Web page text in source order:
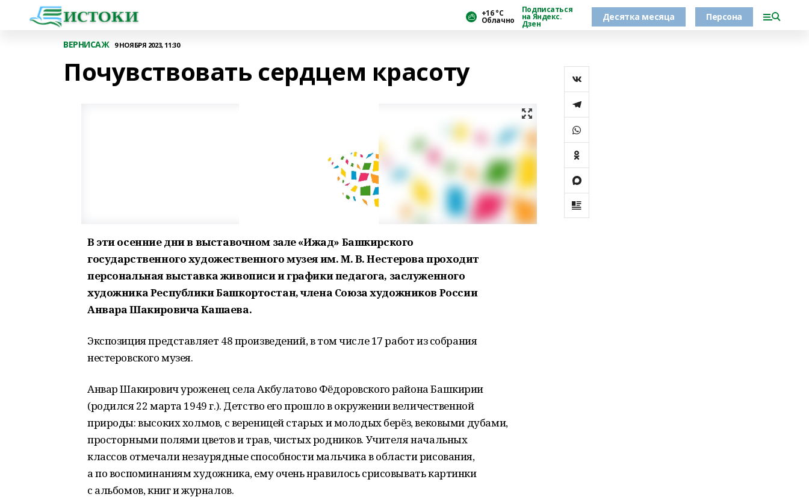
+16 °С
Облачно
Подписаться
на Яндекс.
Дзен
Десятка месяца Персона
ВЕРНИСАЖ 9 НОЯБРЯ 2023, 11:30
Почувствовать сердцем красоту
В эти осенние дни в выставочном зале «Ижад» Башкирского
государственного художественного музея им. М. В. Нестерова проходит
персональная выставка живописи и графики педагога, заслуженного
художника Республики Башкортостан, члена Союза художников России
Анвара Шакировича Кашаева.
Экспозиция представляет 48 произведений, в том числе 17 работ из собрания
нестеровского музея.
Анвар Шакирович уроженец села Акбулатово Фёдоровского района Башкирии
(родился 22 марта 1949 г.). Детство его прошло в окружении величественной
природы: высоких холмов, с вереницей старых и молодых берёз, вековыми дубами,
просторными полями цветов и трав, чистых родников. Учителя начальных
классов отмечали незаурядные способности мальчика в области рисования,
а по воспоминаниям художника, ему очень нравилось срисовывать картинки
с альбомов, книг и журналов.